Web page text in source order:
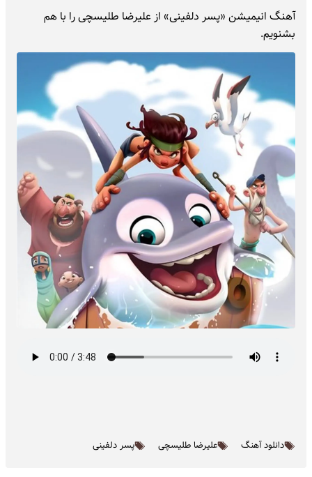
آهنگ انیمیشن «پسر دلفینی» از علیرضا طلیسچی را با هم
بشنویم.
دانلود آهنگ علیرضا طلیسچی پسر دلفینی